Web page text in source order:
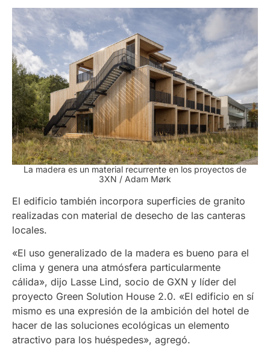
La madera es un material recurrente en los proyectos de
3XN / Adam Mørk
El edificio también incorpora superficies de granito
realizadas con material de desecho de las canteras
locales.
«El uso generalizado de la madera es bueno para el
clima y genera una atmósfera particularmente
cálida», dijo Lasse Lind, socio de GXN y líder del
proyecto Green Solution House 2.0. «El edificio en sí
mismo es una expresión de la ambición del hotel de
hacer de las soluciones ecológicas un elemento
atractivo para los huéspedes», agregó.